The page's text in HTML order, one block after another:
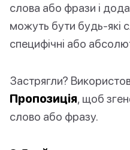
слова або фрази і
можуть бути будь-які
специфічні або
Застрягли?
Пропозиція, щоб
слово або фразу.